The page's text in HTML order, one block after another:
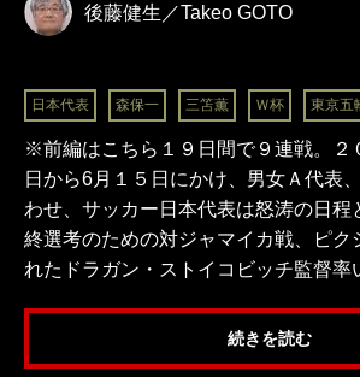
後藤健生／Takeo GOTO
日本代表 森保一 三笘薫 Ｗ杯 東京五
※前編はこちら１９日間で９連戦。２
日から6月１５日にかけ、男女Ａ代表
わせ、サッカー日本代表は怒涛の日程
終選考のための対ジャマイカ戦、ピク
れたドラガン・ストイコビッチ監督
続きを読む